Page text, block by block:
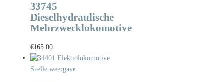
33745
Dieselhydraulische
Mehrzwecklokomotive
€165.00
Snelle weergave